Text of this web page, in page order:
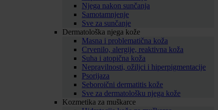
Njega nakon sunčanja
Samotamnjenje
Sve za sunčanje
Dermatološka njega kože
Masna i problematična koža
Crvenilo, alergije, reaktivna koža
Suha i atopična koža
Nepravilnosti, ožiljci i hiperpigmentacije
Psorijaza
Seboroični dermatitis kože
Sve za dermatološku njega kože
Kozmetika za muškarce